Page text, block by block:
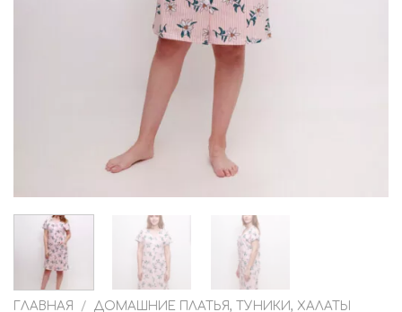
ГЛАВНАЯ / ДОМАШНИЕ ПЛАТЬЯ, ТУНИКИ, ХАЛАТЫ